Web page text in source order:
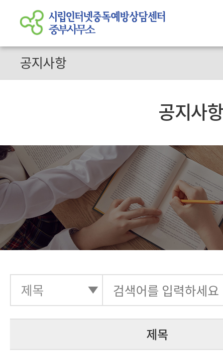
공지사항
공지사
제목